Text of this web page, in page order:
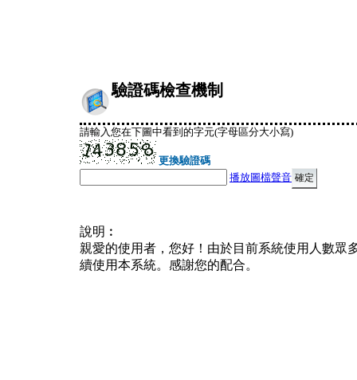
驗證碼檢查機制
請輸入您在下圖中看到的字元(字母區分大小寫)
更換驗證碼
播放圖檔聲音
說明︰
親愛的使用者，您好！由於目前系統使用人數眾
續使用本系統。感謝您的配合。